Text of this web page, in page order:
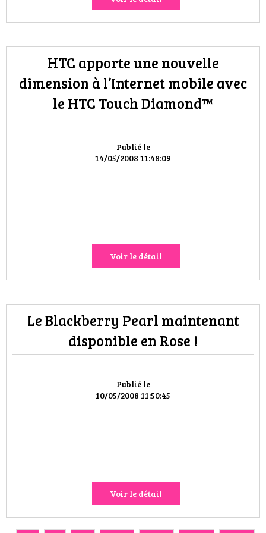
Publié le
14/05/2008 11:48:09
HTC apporte une nouvelle
dimension à l’Internet mobile avec
le HTC Touch Diamond™
Voir le détail
Publié le
10/05/2008 11:50:45
Le Blackberry Pearl maintenant
disponible en Rose !
Voir le détail